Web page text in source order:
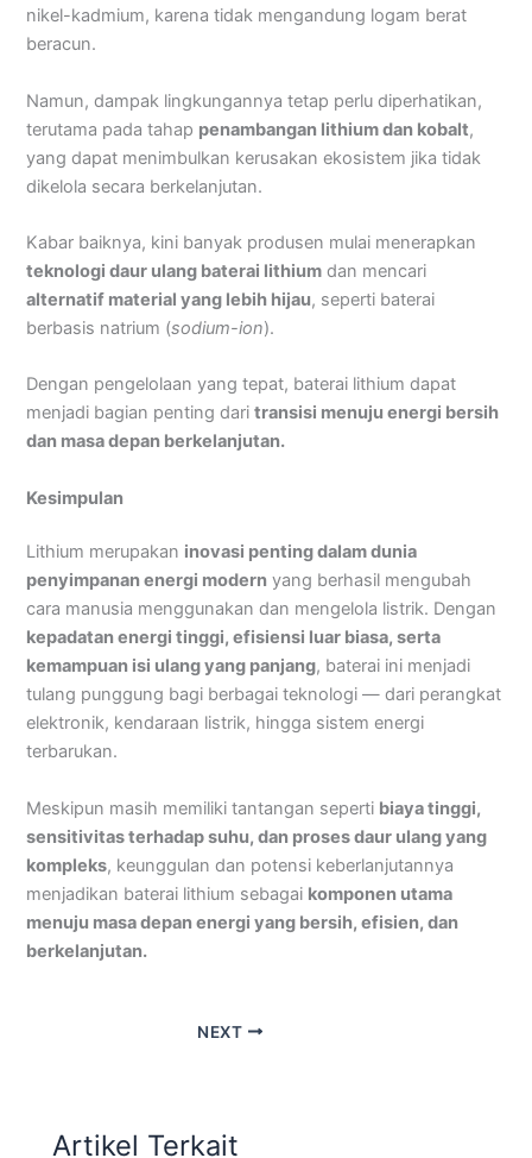
nikel-kadmium, karena tidak mengandung logam berat
beracun.
Namun, dampak lingkungannya tetap perlu diperhatikan,
terutama pada tahap penambangan lithium dan kobalt,
yang dapat menimbulkan kerusakan ekosistem jika tidak
dikelola secara berkelanjutan.
Kabar baiknya, kini banyak produsen mulai menerapkan
teknologi daur ulang baterai lithium dan mencari
alternatif material yang lebih hijau, seperti baterai
berbasis natrium (sodium-ion).
Dengan pengelolaan yang tepat, baterai lithium dapat
menjadi bagian penting daritransisi menuju energi bersih
dan masa depan berkelanjutan.
Kesimpulan
Lithium merupakan inovasi penting dalam dunia
penyimpanan energi modern yang berhasil mengubah
cara manusia menggunakan dan mengelola listrik. Dengan
kepadatan energi tinggi, efisiensi luar biasa, serta
kemampuan isi ulang yang panjang, baterai ini menjadi
tulang punggung bagi berbagai teknologi — dari perangkat
elektronik, kendaraan listrik, hingga sistem energi
terbarukan.
Meskipun masih memiliki tantangan seperti biaya tinggi,
sensitivitas terhadap suhu, dan proses daur ulang yang
kompleks, keunggulan dan potensi keberlanjutannya
menjadikan baterai lithium sebagai komponen utama
menuju masa depan energi yang bersih, efisien, dan
berkelanjutan.
NEXT
Artikel Terkait